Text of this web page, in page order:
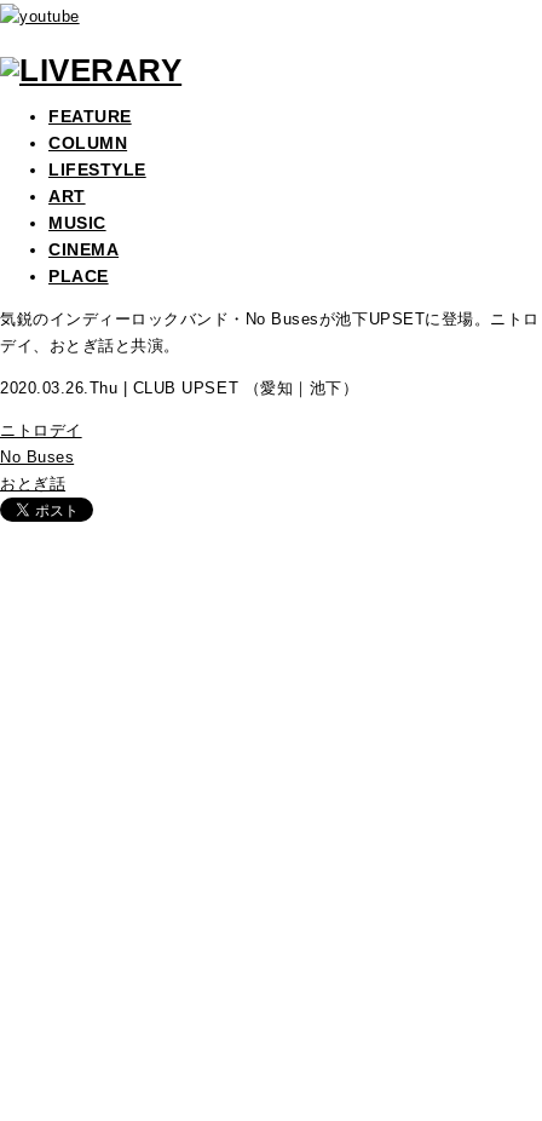
FEATURE
COLUMN
LIFESTYLE
ART
MUSIC
CINEMA
PLACE
気鋭のインディーロックバンド・No Busesが池下UPSETに登場。ニトロ
デイ、おとぎ話と共演。
2020.03.26.Thu | CLUB UPSET （愛知｜池下）
ニトロデイ
No Buses
おとぎ話